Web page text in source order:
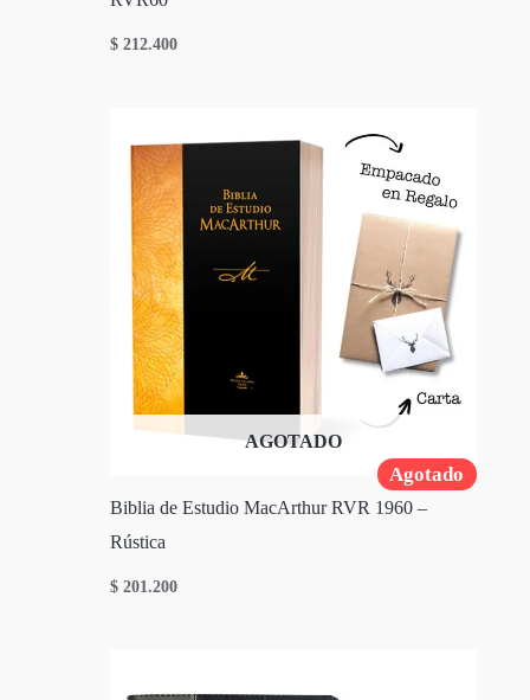
$ 212.400
Agotado
AGOTADO
Biblia de Estudio MacArthur RVR 1960 –
Rústica
$ 201.200